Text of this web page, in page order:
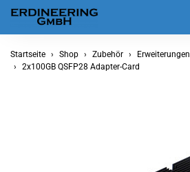
Startseite Shop Zubehör
Erweiterungen
2x100GB QSFP28 Adapter-Card